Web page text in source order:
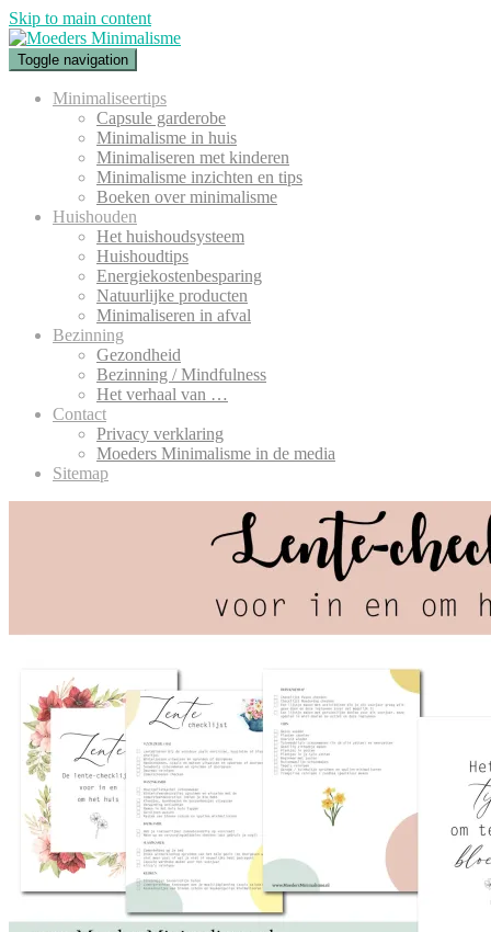
Skip to main content
Toggle navigation
Minimaliseertips
Capsule garderobe
Minimalisme in huis
Minimaliseren met kinderen
Minimalisme inzichten en tips
Boeken over minimalisme
Huishouden
Het huishoudsysteem
Huishoudtips
Energiekostenbesparing
Natuurlijke producten
Minimaliseren in afval
Bezinning
Gezondheid
Bezinning / Mindfulness
Het verhaal van …
Contact
Privacy verklaring
Moeders Minimalisme in de media
Sitemap